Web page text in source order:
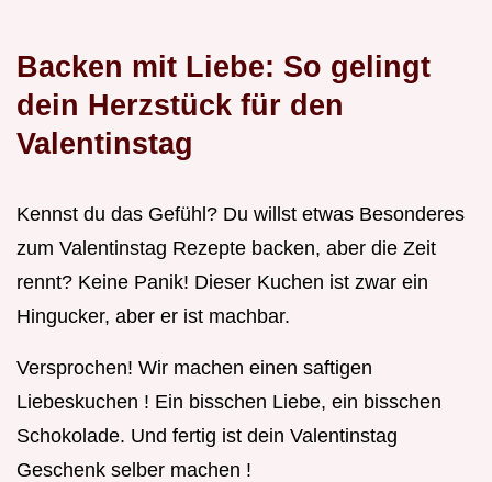
Backen mit Liebe: So gelingt
dein Herzstück für den
Valentinstag
Kennst du das Gefühl? Du willst etwas Besonderes
zum Valentinstag Rezepte backen, aber die Zeit
rennt? Keine Panik! Dieser Kuchen ist zwar ein
Hingucker, aber er ist machbar.
Versprochen! Wir machen einen saftigen
Liebeskuchen ! Ein bisschen Liebe, ein bisschen
Schokolade. Und fertig ist dein Valentinstag
Geschenk selber machen !